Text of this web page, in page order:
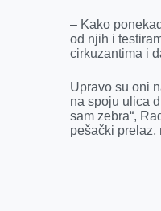
– Kako
od njih i
cirkuzantima i
Upravo su oni
na spoju ulica
sam zebra“,
pešački prelaz,